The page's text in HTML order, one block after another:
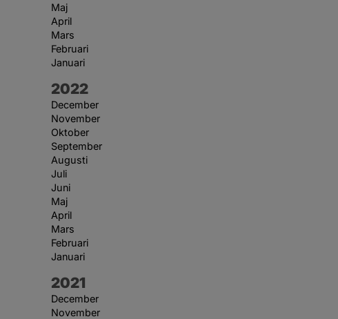
Maj
April
Mars
Februari
Januari
År:
2022
December
November
Oktober
September
Augusti
Juli
Juni
Maj
April
Mars
Februari
Januari
År:
2021
December
November